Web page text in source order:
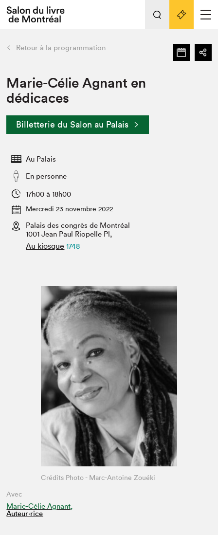
Espace médias
Espace exposant⋅e⋅s
Espace enseignant·e·s
Espace pro
Tout sur l'édition 2022
Actualités
Vidéos et Balados
retour Nos activités
Édition 2022
Planifier sa visite
Nous connaître
Projets partenaires 2022
Archives
Liens pratiques
Retour à la programmation
Marie-Célie Agnant en
dédicaces
Billetterie du Salon au Palais
Au Palais
En personne
17h00 à 18h00
Mercredi 23 novembre 2022
Palais des congrès de Montréal
1001 Jean Paul Riopelle Pl,
Au kiosque 1748
Avec
Marie-Célie Agnant,
Auteur·rice
Crédits Photo - Marc-Antoine Zouéki